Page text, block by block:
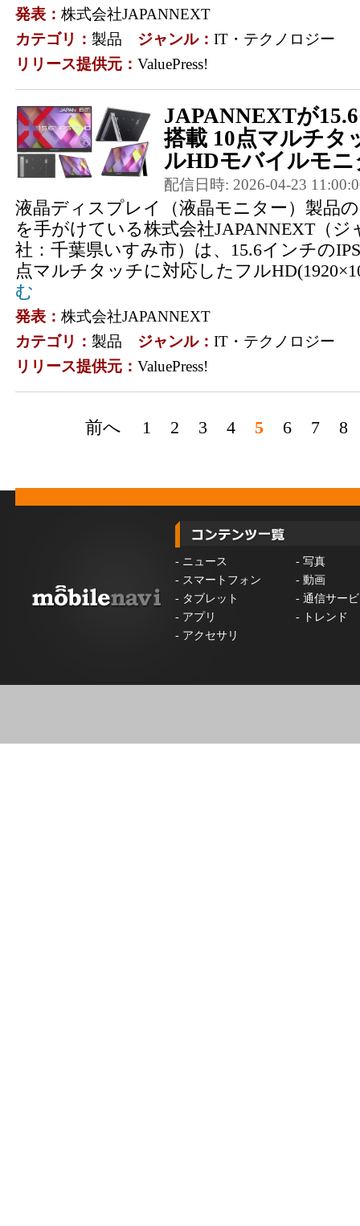
発表： 株式会社JAPANNEXT
カテゴリ： 製品 ジャンル： IT・テクノロジー
リリース提供元： ValuePress!
JAPANNEXTが
搭載 10点マルチタ
ルHDモバイルモニ
配信日時: 2026-04-23
液晶ディスプレイ（液晶モニター）製品
を手がけている株式会社JAPANNEXT（
社：千葉県いすみ市）は、15.6インチの
点マルチタッチに対応したフル
む
発表： 株式会社JAPANNEXT
カテゴリ： 製品 ジャンル： IT・テクノロジー
リリース提供元： ValuePress!
前へ 1 2 3 4 5 6 7 8
- ニュース - 写真
- スマートフォン - 動画
- タブレット - 通信サー
- アプリ -
トレンド
- アクセサリ